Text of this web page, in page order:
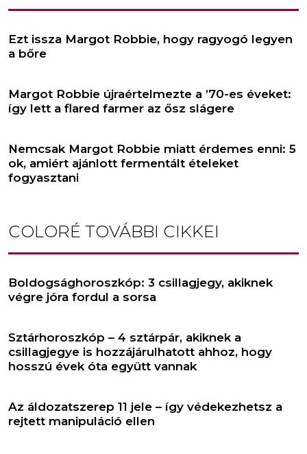
Ezt issza Margot Robbie, hogy ragyogó legyen
a bőre
Margot Robbie újraértelmezte a ’70-es éveket:
így lett a flared farmer az ősz slágere
Nemcsak Margot Robbie miatt érdemes enni: 5
ok, amiért ajánlott fermentált ételeket
fogyasztani
COLORÉ TOVÁBBI CIKKEI
Boldogsághoroszkóp: 3 csillagjegy, akiknek
végre jóra fordul a sorsa
Sztárhoroszkóp – 4 sztárpár, akiknek a
csillagjegye is hozzájárulhatott ahhoz, hogy
hosszú évek óta együtt vannak
Az áldozatszerep 11 jele – így védekezhetsz a
rejtett manipuláció ellen